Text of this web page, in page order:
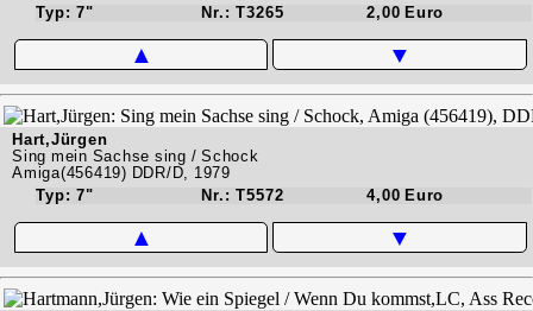
Typ: 7"
Nr.: T3265 2,00 Euro
▲ ▼
Hart,Jürgen
Sing mein Sachse sing / Schock
Amiga(456419) DDR/D, 1979
Typ: 7"
Nr.: T5572 4,00 Euro
▲ ▼